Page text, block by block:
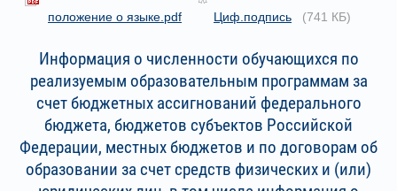
положение о языке.pdf Циф.подпись (741 КБ)
Информация о численности обучающихся по
реализуемым образовательным программам за
счет бюджетных ассигнований федерального
бюджета, бюджетов субъектов Российской
Федерации, местных бюджетов и по договорам об
образовании за счет средств физических и (или)